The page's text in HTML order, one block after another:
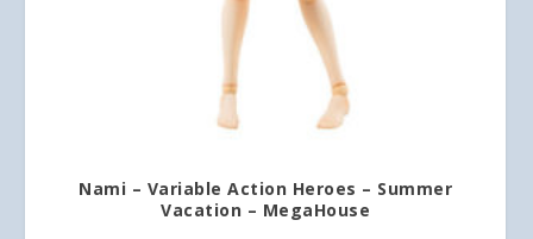
Nami – Variable Action Heroes – Summer
Vacation – MegaHouse